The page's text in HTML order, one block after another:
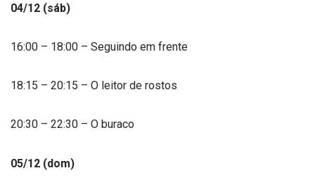
04/12 (sáb)
16:00 – 18:00 – Seguindo em frente
18:15 – 20:15 – O leitor de rostos
20:30 – 22:30 – O buraco
05/12 (dom)